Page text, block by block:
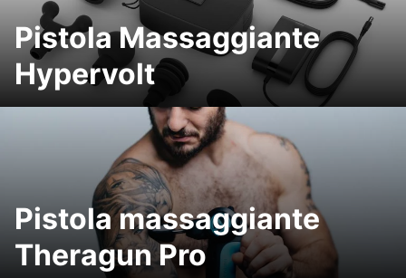
Pistola Massaggiante
Hypervolt
Pistola massaggiante
Theragun Pro